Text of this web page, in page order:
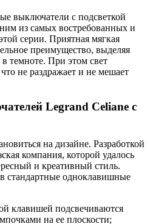
выключатели с подсветкой
из самых востребованных и
серии. Приятная мягкая
преимущество, выделяя
темноте. При этом свет
не раздражает и не мешает
Legrand Celiane с
на дизайне. Разработкой
компания, которой удалось
и креативный стиль.
стандартные одноклавишные
клавишей подсвечиваются
на ее плоскости;